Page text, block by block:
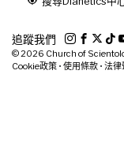
追蹤我們
© 2026 Church of
Cookie政策 • 使用條款 • 法律